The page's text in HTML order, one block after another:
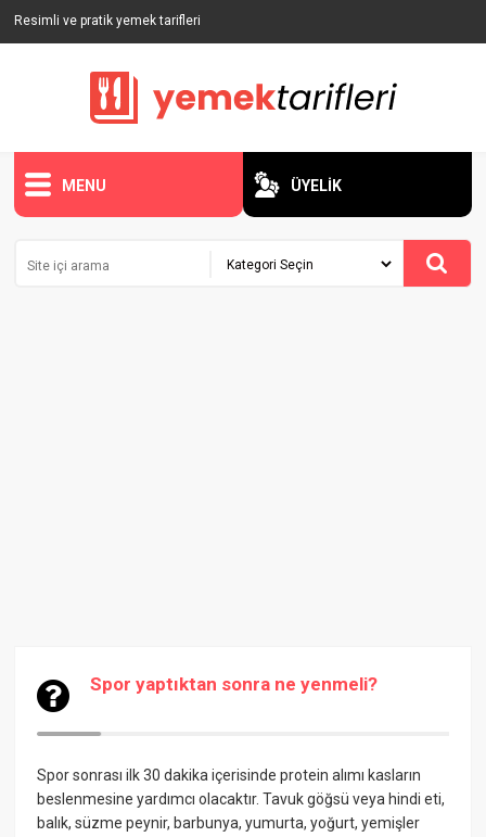
Resimli ve pratik yemek tarifleri
MENU ÜYELİK
Spor yaptıktan sonra ne yenmeli?
Spor sonrası ilk 30 dakika içerisinde protein alımı kasların
beslenmesine yardımcı olacaktır. Tavuk göğsü veya hindi eti,
balık, süzme peynir, barbunya, yumurta, yoğurt, yemişler